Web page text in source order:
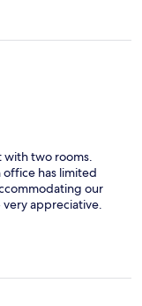
with two rooms.
has limited
our
appreciative.